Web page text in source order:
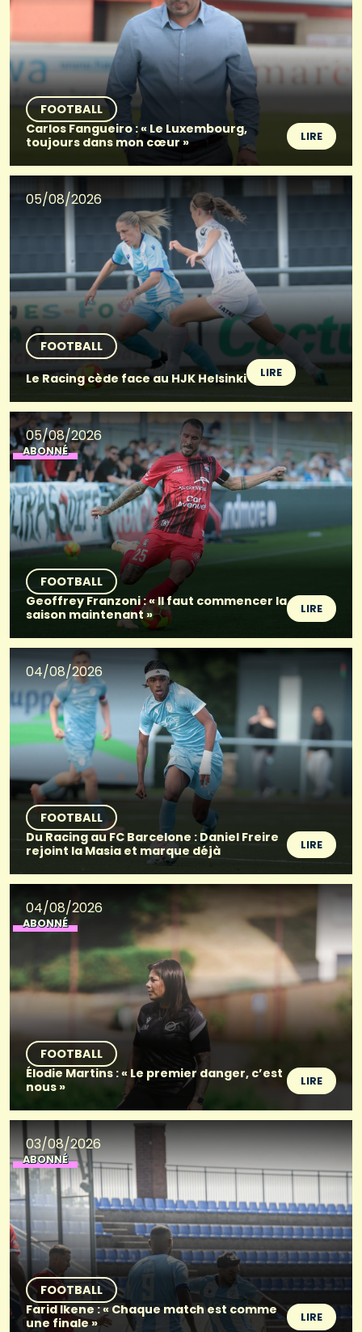
FOOTBALL
Carlos Fangueiro : « Le Luxembourg,
toujours dans mon cœur »
LIRE
05/08/2026
FOOTBALL
Le Racing cède face au HJK Helsinki
LIRE
05/08/2026
ABONNÉ
FOOTBALL
Geoffrey Franzoni : « Il faut commencer la
saison maintenant »
LIRE
04/08/2026
FOOTBALL
Du Racing au FC Barcelone : Daniel Freire
rejoint la Masia et marque déjà
LIRE
04/08/2026
ABONNÉ
FOOTBALL
Élodie Martins : « Le premier danger, c’est
nous »
LIRE
03/08/2026
ABONNÉ
FOOTBALL
Farid Ikene : « Chaque match est comme
une finale »
LIRE